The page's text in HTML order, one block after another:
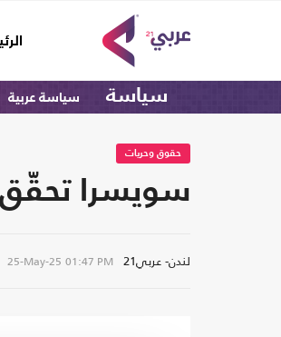
سياسة سياسة عربية
حقوق وحريات
سويسرا تحقّق في
لندن- عربي21 25-May-25 01:47 PM